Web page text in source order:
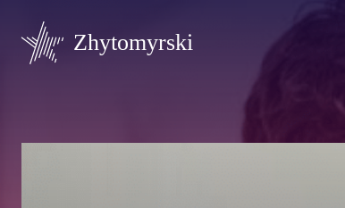
Zhytomyrski